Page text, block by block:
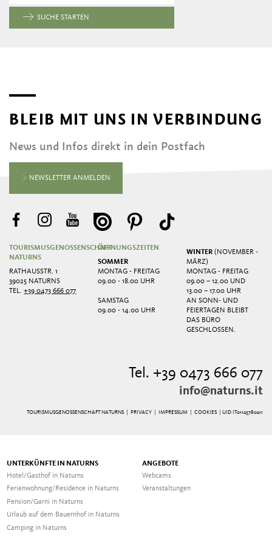
SUCHE STARTEN
BLEIB MIT UNS IN VERBINDUNG
News und Infos direkt in dein Postfach
NEWSLETTER ANMELDEN
TOURISMUSGENOSSENSCHAFT
NATURNS
RATHAUSSTR. 1
39025 NATURNS
TEL.+39 0473 666 077
ÖFFNUNGSZEITEN
SOMMER
MONTAG - FREITAG
09.00 - 18.00 UHR
SAMSTAG
09.00 - 14.00 UHR
WINTER(NOVEMBER -
MÄRZ)
MONTAG - FREITAG
09.00 – 12.00 UND
13.00 – 17.00 UHR
AN SONN- UND
FEIERTAGEN BLEIBT
DAS BÜRO
GESCHLOSSEN.
Tel. +39 0473 666 077
info@naturns.it
TOURISMUSGENOSSENSCHAFT NATURNS | PRIVACY| IMPRESSUM| COOKIES | UID IT01125780211
UNTERKÜNFTE IN NATURNS
Hotel/Gasthof in Naturns
Ferienwohnung/Residence in Naturns
Pension/Garni in Naturns
Urlaub auf dem Bauernhof in Naturns
Camping in Naturns
ANGEBOTE
Webcams
Veranstaltungen